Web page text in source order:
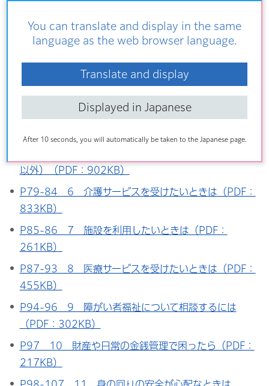
You can translate and display in the same
language as the web browser language.
Translate and display
Displayed in Japanese
After 10 seconds, you will automatically be taken to the Japanese page.
P34-48 2 社会参加・生きがいづくり等（PDF：
P49-59 3 いつまでも元気に過ごすために（PDF：
P60-63 4 認知症になっても安心して暮らせるまち
以外）（PDF：902KB）
P79-84 6 介護サービスを受けたいときは（PDF：
833KB）
P85-86 7 施設を利用したいときは（PDF：
261KB）
P87-93 8 医療サービスを受けたいときは（PDF：
455KB）
P94-96 9 障がい者福祉について相談するには
（PDF：302KB）
P97 10 財産や日常の金銭管理で困ったら（PDF：
217KB）